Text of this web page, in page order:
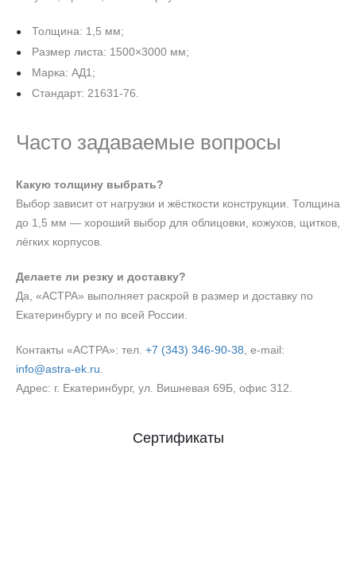
Толщина: 1,5 мм;
Размер листа: 1500×3000 мм;
Марка: АД1;
Стандарт: 21631-76.
Часто задаваемые вопросы
Какую толщину выбрать?
Выбор зависит от нагрузки и жёсткости конструкции. Толщина
до 1,5 мм — хороший выбор для облицовки, кожухов, щитков,
лёгких корпусов.
Делаете ли резку и доставку?
Да, «АСТРА» выполняет раскрой в размер и доставку по
Екатеринбургу и по всей России.
Контакты «АСТРА»: тел. +7 (343) 346‑90‑38 , e‑mail:
info@astra-ek.ru
Адрес: г. Екатеринбург, ул. Вишневая 69Б, офис 312.
Сертификаты